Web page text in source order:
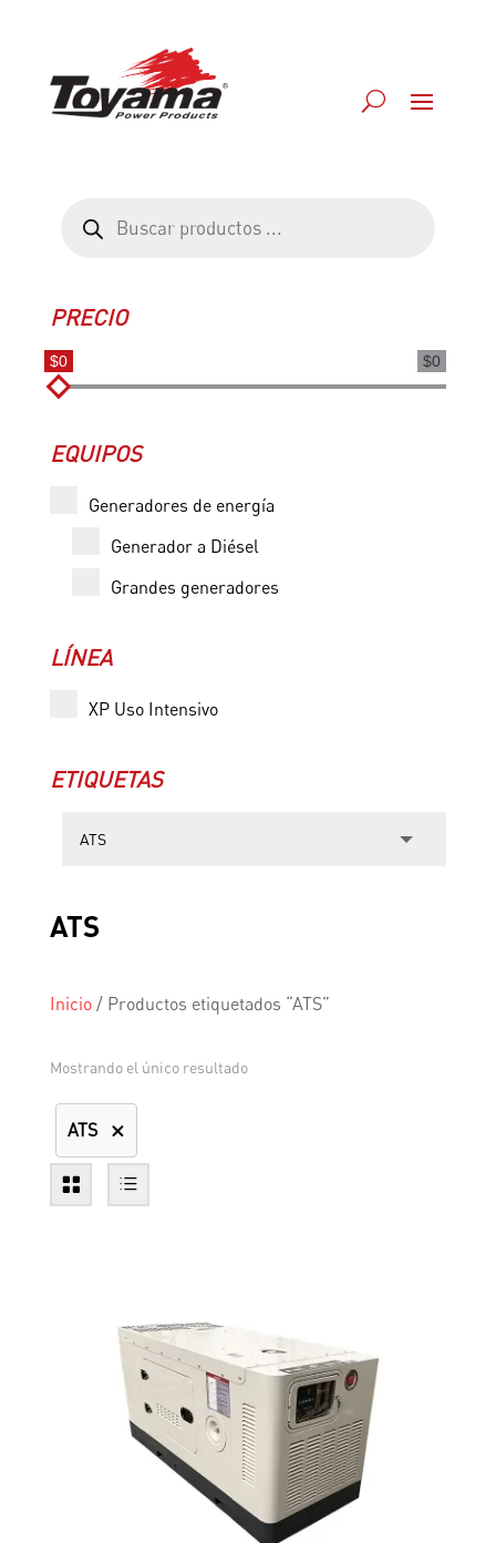
productos
PRECIO
$0
$0
EQUIPOS
Generadores de energía
Generador a Diésel
Grandes generadores
LÍNEA
XP Uso Intensivo
ETIQUETAS
ATS
Inicio/ Productos etiquetados “ATS”
Mostrando el único resultado
ATS